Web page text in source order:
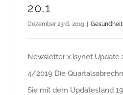
20.1
Dezember 23rd, 2019
Newsletter x.isynet Update
4/2019 Die
Sie mit dem Updatestand